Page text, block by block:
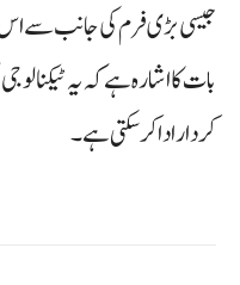
جیسی بڑی فرم کی جانب سے
بات کا اشارہ ہے کہ یہ
کردار ادا کر سکتی ہے۔